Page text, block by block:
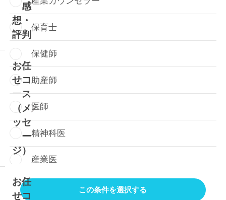
感
想・
評判
お任
せコ
ース
（メ
ッセ
ー
ジ）
お任
せコ
保育士
保健師
助産師
医師
精神科医
産業医
この条件を選択する